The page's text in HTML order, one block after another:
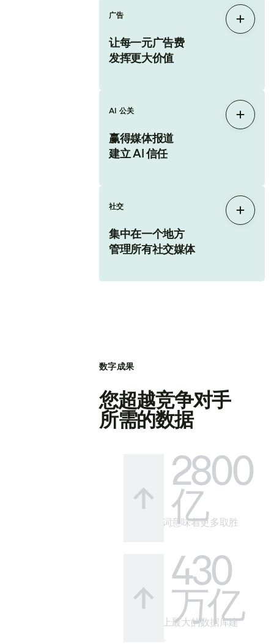
广告
让每一元广告费
发挥更大价值
展开
AI 公关
赢得媒体报道
建立 AI 信任
展开
社交
集中在一个地方
管理所有社交媒体
展开
数字成果
您超越竞争对手
所需的数据
2800
亿
更多关键词意味着更多取胜
430
万亿
借助市场上最大的数据库建